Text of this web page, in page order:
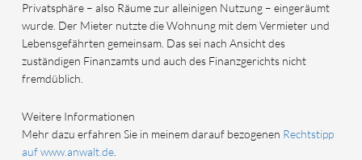
Privatsphäre – also Räume zur alleinigen Nutzung – eingeräumt
wurde. Der Mieter nutzte die Wohnung mit dem Vermieter und
Lebensgefährten gemeinsam. Das sei nach Ansicht des
zuständigen Finanzamts und auch des Finanzgerichts nicht
fremdüblich.
Weitere Informationen
Mehr dazu erfahren Sie in meinem darauf bezogenen Rechtstipp
auf www.anwalt.de